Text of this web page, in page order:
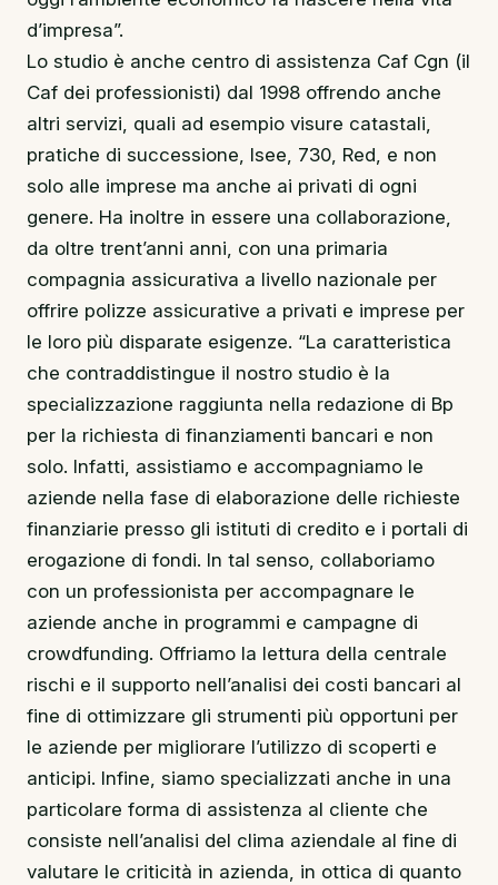
d’impresa”.
Lo studio è anche centro di assistenza Caf Cgn (il
Caf dei professionisti) dal 1998 offrendo anche
altri servizi, quali ad esempio visure catastali,
pratiche di successione, Isee, 730, Red, e non
solo alle imprese ma anche ai privati di ogni
genere. Ha inoltre in essere una collaborazione,
da oltre trent’anni anni, con una primaria
compagnia assicurativa a livello nazionale per
offrire polizze assicurative a privati e imprese per
le loro più disparate esigenze. “La caratteristica
che contraddistingue il nostro studio è la
specializzazione raggiunta nella redazione di Bp
per la richiesta di finanziamenti bancari e non
solo. Infatti, assistiamo e accompagniamo le
aziende nella fase di elaborazione delle richieste
finanziarie presso gli istituti di credito e i portali di
erogazione di fondi. In tal senso, collaboriamo
con un professionista per accompagnare le
aziende anche in programmi e campagne di
crowdfunding. Offriamo la lettura della centrale
rischi e il supporto nell’analisi dei costi bancari al
fine di ottimizzare gli strumenti più opportuni per
le aziende per migliorare l’utilizzo di scoperti e
anticipi. Infine, siamo specializzati anche in una
particolare forma di assistenza al cliente che
consiste nell’analisi del clima aziendale al fine di
valutare le criticità in azienda, in ottica di quanto